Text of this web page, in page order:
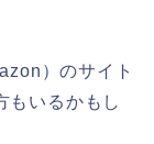
）のサイト
もいるかもし